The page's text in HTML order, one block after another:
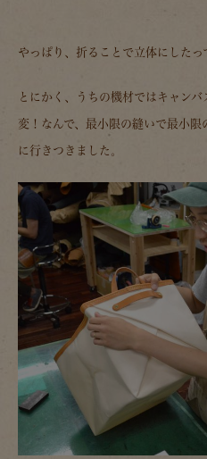
やっぱり、折ることで立体にしたっ
とにかく、うちの機材ではキャン
変！なんで、最小限の縫いで最小
に行きつきました。